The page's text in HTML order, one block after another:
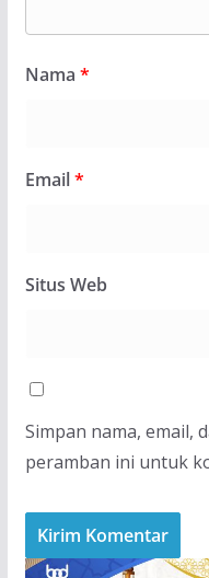
Nama *
Email*
Situs Web
Simpan nama, email,
peramban ini untuk